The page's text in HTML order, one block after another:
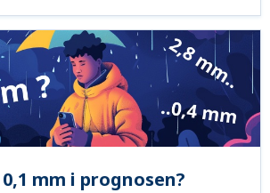
mm i prognosen?